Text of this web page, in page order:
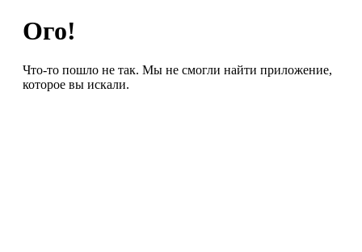
Ого!
Что-то пошло не так. Мы не смогли найти приложение,
которое вы искали.